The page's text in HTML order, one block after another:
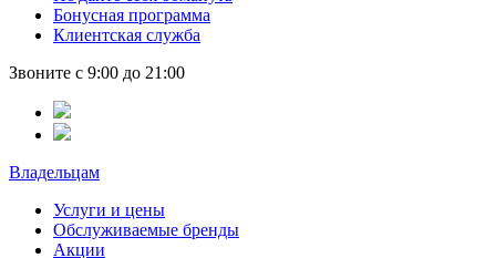
Бонусная программа
Клиентская служба
Звоните с 9:00 до 21:00
Владельцам
Услуги и цены
Обслуживаемые бренды
Акции